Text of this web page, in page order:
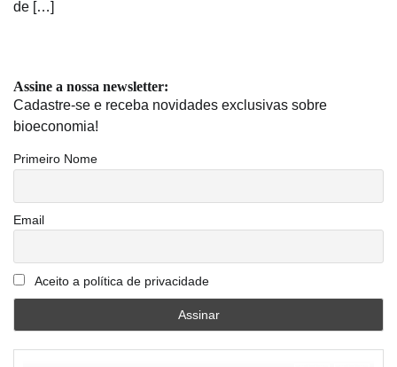
de […]
Assine a nossa newsletter:
Cadastre-se e receba novidades exclusivas sobre
bioeconomia!
Primeiro Nome
Email
Aceito a política de privacidade